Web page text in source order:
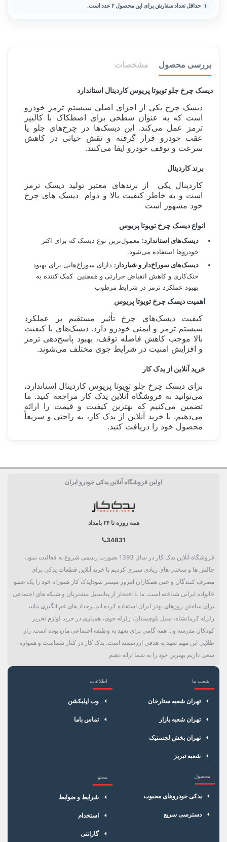
حداقل تعداد سفارش برای این محصول ۲ عدد است.
بررسی محصول مشخصات
دیسک چرخ جلو تویوتا پریوس کاردینال استاندارد
دیسک چرخ یکی از اجزای اصلی سیستم ترمز خودرو
است که به عنوان سطحی برای اصطکاک با کالیپر
ترمز عمل می‌کند. این دیسک‌ها در چرخ‌های جلو یا
عقب خودرو قرار گرفته و نقش حیاتی در کاهش
سرعت و توقف خودرو ایفا می‌کنند.
برند کاردینال
کاردینال یکی از برندهای معتبر تولید دیسک ترمز
است و به خاطر کیفیت بالا و دوام دیسک های چرخ
خود مشهور است
انواع دیسک چرخ تویوتا پریوس
دیسک‌های استاندارد: معمول‌ترین نوع دیسک که برای اکثر
خودروها استفاده می‌شود.
دیسک‌های سوراخ‌دار و شیاردار: دارای سوراخ‌هایی برای بهبود
خنک‌کاری و کاهش انقباض حرارتی و همچنین کمک کننده به
بهبود عملکرد ترمز در شرایط مرطوب
اهمیت دیسک چرخ تویوتا پریوس
کیفیت دیسک‌های چرخ تأثیر مستقیم بر عملکرد
سیستم ترمز و ایمنی خودرو دارد. دیسک‌های با کیفیت
بالا موجب کاهش فاصله توقف، بهبود پاسخ‌دهی ترمز
و افزایش امنیت در شرایط جوی مختلف می‌شوند.
خرید آنلاین از یدک کار
برای دیسک چرخ جلو تویوتا پریوس کاردینال استاندارد،
می‌توانید به فروشگاه آنلاین یدک کار مراجعه کنید. ما
تضمین می‌کنیم که بهترین کیفیت و قیمت را ارائه
می‌دهیم. با خرید آنلاین از یدک کار، به راحتی و سریعاً
محصول خود را دریافت کنید.
دیسک چرخ
اولین فروشگاه آنلاین یدکی خودرو ایران
همه روزه تا ۲۴ بامداد
34831
فروشگاه آنلاین یدک کار در سال 1393 بصورت رسمی شروع به فعالیت نمود،
چالش ها و سختی های زیادی سپری کردیم تا خرید آنلاین قطعات یدکی برای
مصرف کنندگان و حتی همکاران امروز میسر شود!یدک کار هموراه خود را یک عضو
خانواده ایرانی شناخته است. ما با افتخار از پتانسیل مشتریان و شبکه های اجتماعی
برای ساختن روزهای بهتر ایران استفاده کرده ایم. رخداد های غم انگیزی مانند
زلزله کرمانشاه، سیل بلوچستان، زلزله خوی، همیاری در خرید لوازم تحریر
کودکان مدرسه و... همه گامی برای تعهد به وظیفه اجتماعی مان بوده است. راز
طلایی این مهم تعهد به هدفی ارزشمند است. یدک کار در کنار شماست و همواره
سعی داریم بهترین خود را به شما ارائه دهیم
شعب ما
تهران شعبه ستارخان
تهران شعبه بازار
تهران بخش لجستیک
شعبه تبریز
اطلاعات
وب اپلیکشن
تماس باما
محصول
یدکی خودروهای محبوب
دسترسی سریع
محتوا
شرایط و ضوابط
استخدام
گارانتی
×